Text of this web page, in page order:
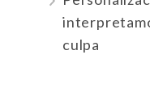
culpa